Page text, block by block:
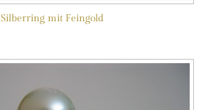
Silberring mit Feingold